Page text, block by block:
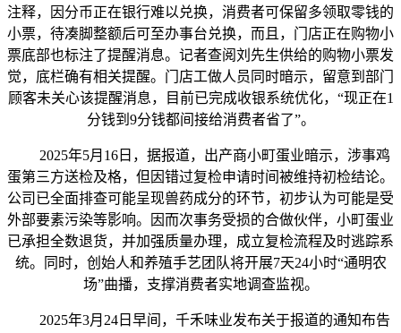
注释，因分币正在银行难以兑换，消费者可保留多领取零钱的
小票，待凑脚整额后可至办事台兑换，而且，门店正在购物小
票底部也标注了提醒消息。记者查阅刘先生供给的购物小票发
觉，底栏确有相关提醒。门店工做人员同时暗示，留意到部门
顾客未关心该提醒消息，目前已完成收银系统优化，“现正在1
分钱到9分钱都间接给消费者省了”。
2025年5月16日，据报道，出产商小町蛋业暗示，涉事鸡
蛋第三方送检及格，但因错过复检申请时间被维持初检结论。
公司已全面排查可能呈现兽药成分的环节，初步认为可能是受
外部要素污染等影响。因而次事务受损的合做伙伴，小町蛋业
已承担全数退货，并加强质量办理，成立复检流程及时逃踪系
统。同时，创始人和养殖手艺团队将开展7天24小时“通明农
场”曲播，支撑消费者实地调查监视。
2025年3月24日早间，千禾味业发布关于报道的通知布告